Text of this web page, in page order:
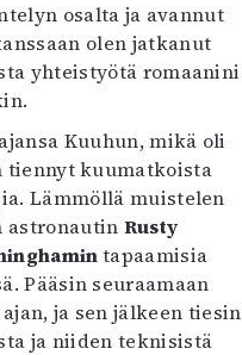
osalta ja avannut
olen jatkanut
yhteistyötä romaanini
Kuuhun, mikä oli
tiennyt kuumatkoista
Lämmöllä muistelen
astronautin Rusty
tapaamisia
Pääsin seuraamaan
ja sen jälkeen tiesin
ja niiden teknisistä